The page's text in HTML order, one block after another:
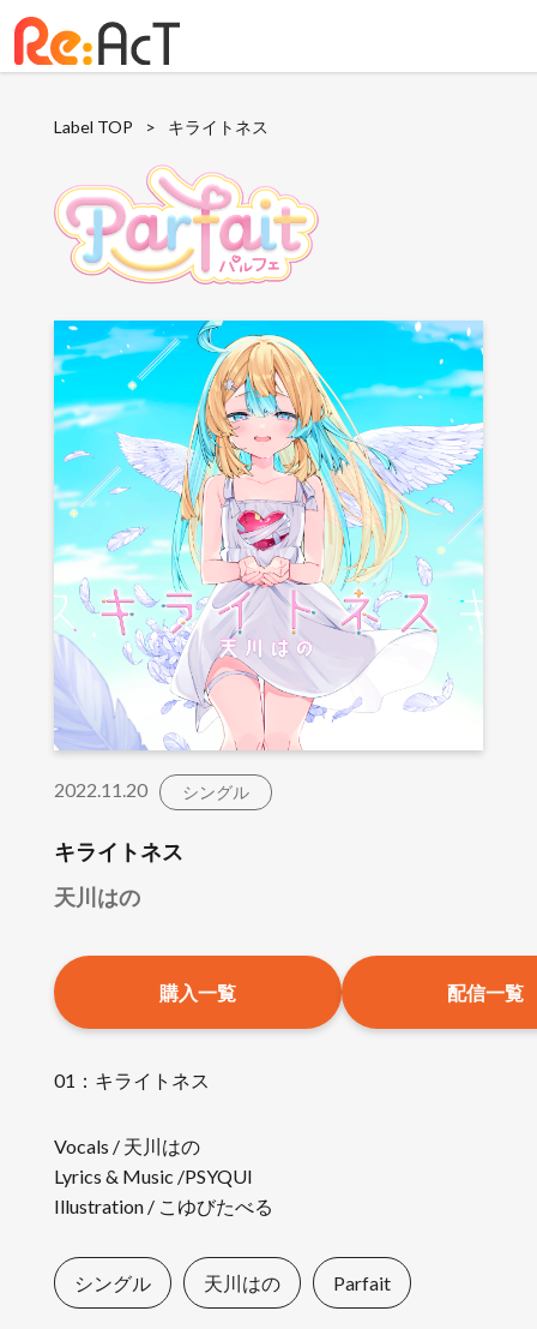
Label TOP > キライトネス
2022.11.20 シングル
キライトネス
天川はの
購入一覧 配信一覧
01：キライトネス
Vocals / 天川はの
Lyrics & Music /PSYQUI
Illustration / こゆびたべる
シングル 天川はの Parfait